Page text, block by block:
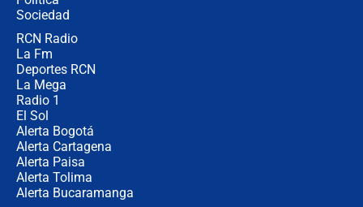
Sociedad
RCN Radio
La Fm
Deportes RCN
La Mega
Radio 1
El Sol
Alerta Bogotá
Alerta Cartagena
Alerta Paisa
Alerta Tolima
Alerta Bucaramanga